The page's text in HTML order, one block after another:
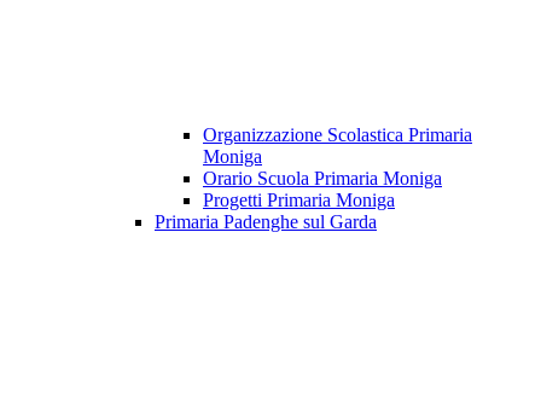
Organizzazione Scolastica Primaria
Moniga
Orario Scuola Primaria Moniga
Progetti Primaria Moniga
Primaria Padenghe sul Garda